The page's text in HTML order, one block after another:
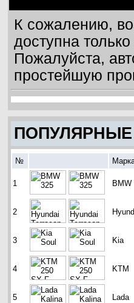
К сожалению,
доступна
Пожалуйста,
простейшую
№
1 BMW
2
3 Kia
4 KTM
5 Lada